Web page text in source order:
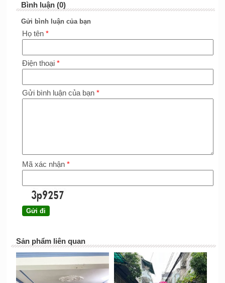
Bình luận (0)
Gửi bình luận của bạn
Họ tên *
Điện thoại *
Gửi bình luận của bạn *
Mã xác nhận *
Sản phẩm liên quan